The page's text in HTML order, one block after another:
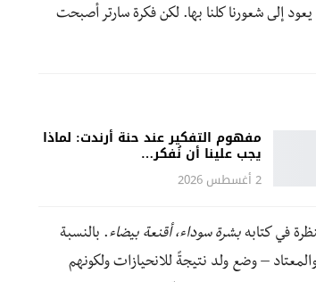
إلى شعورنا كلنا بها. لكن فكرة سارتر أصبحت
مفهوم التفكير عند حنة أرندت: لماذا
يجب علينا أن نُفكر…
2 أغسطس 2026
في كتابه بشرة سوداء، أقنعة بيضاء. بالنسبة
– وضع ولد نتيجةً للانحيازات ولكونهم